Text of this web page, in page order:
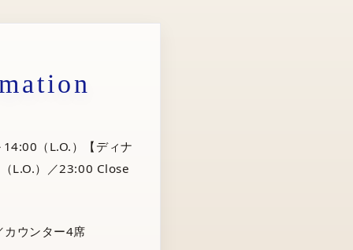
（L.O.）【ディナ
L.O.）／23:00 Close
ウンター4席